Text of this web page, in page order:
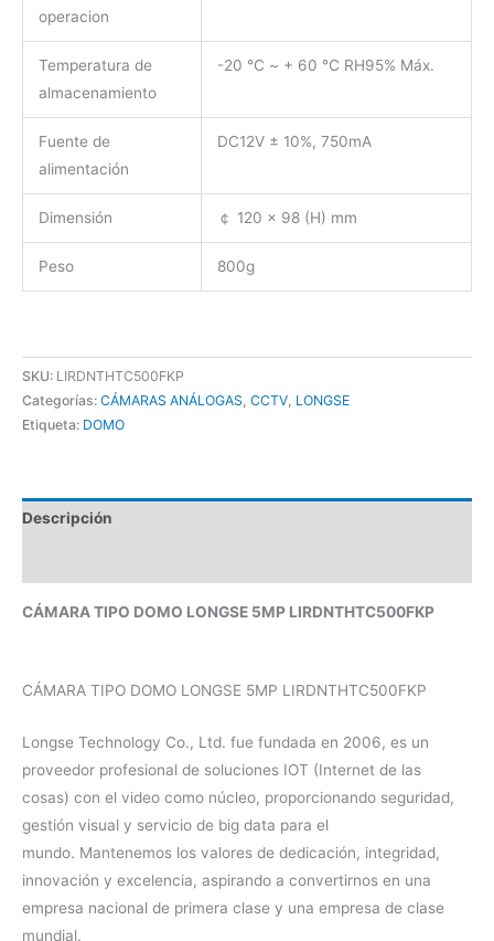
operacion
Temperatura de
almacenamiento
-20 ℃ ~ + 60 ℃ RH95% Máx.
Fuente de
alimentación
DC12V ± 10%, 750mA
Dimensión ￠ 120 x 98 (H) mm
Peso 800g
SKU: LIRDNTHTC500FKP
Categorías: CÁMARAS ANÁLOGAS CCTV LONGSE
Etiqueta: DOMO
Descripción
CÁMARA TIPO DOMO LONGSE 5MP LIRDNTHTC500FKP
CÁMARA TIPO DOMO LONGSE 5MP LIRDNTHTC500FKP
Longse Technology Co., Ltd. fue fundada en 2006, es un
proveedor profesional de soluciones IOT (Internet de las
cosas) con el video como núcleo, proporcionando seguridad,
gestión visual y servicio de big data para el
mundo. Mantenemos los valores de dedicación, integridad,
innovación y excelencia, aspirando a convertirnos en una
empresa nacional de primera clase y una empresa de clase
mundial.